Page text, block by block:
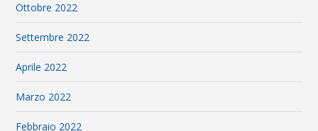
Ottobre 2022
Settembre 2022
Aprile 2022
Marzo 2022
Febbraio 2022